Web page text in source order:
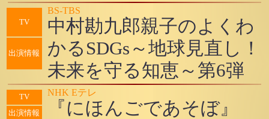
TV
出演情報
BS-TBS
中村勘九郎親子のよくわ
かるSDGs～地球見直し！
未来を守る知恵～第6弾
TV
出演情報
NHK Eテレ
『にほんごであそぼ』